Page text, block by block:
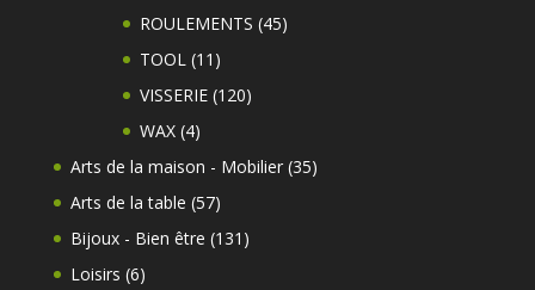
produits
ROULEMENTS 4545
TOOL 11 11
produits
VISSERIE 120120
WAX 44
produits
Arts de la maison - Mobilier 3535
Arts de la table 5757
produits
Bijoux - Bien être 131 131
Loisirs 66